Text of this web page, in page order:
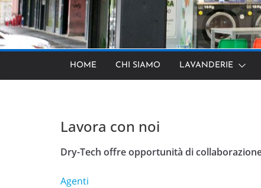
HOME CHI SIAMO LAVANDERIE
Lavora con noi
Dry-Tech offre opportunità di
Agenti